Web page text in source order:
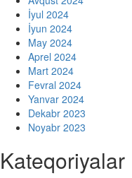
İyul 2024
İyun 2024
May 2024
Aprel 2024
Mart 2024
Fevral 2024
Yanvar 2024
Dekabr 2023
Noyabr 2023
Kateqoriyalar